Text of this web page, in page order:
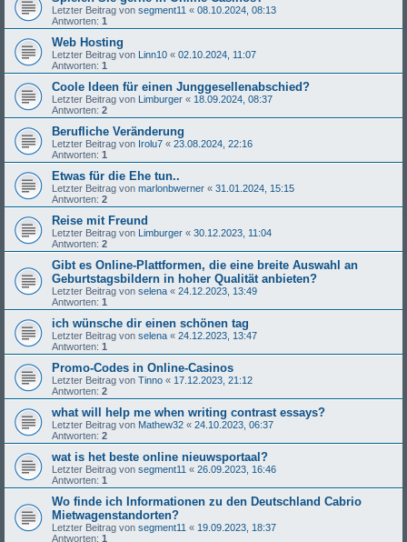
Letzter Beitrag von segment11 « 08.10.2024, 08:13
Antworten: 1
Web Hosting
Letzter Beitrag von Linn10 « 02.10.2024, 11:07
Antworten: 1
Coole Ideen für einen Junggesellenabschied?
Letzter Beitrag von Limburger « 18.09.2024, 08:37
Antworten: 2
Berufliche Veränderung
Letzter Beitrag von Irolu7 « 23.08.2024, 22:16
Antworten: 1
Etwas für die Ehe tun..
Letzter Beitrag von marlonbwerner « 31.01.2024, 15:15
Antworten: 2
Reise mit Freund
Letzter Beitrag von Limburger « 30.12.2023, 11:04
Antworten: 2
Gibt es Online-Plattformen, die eine breite Auswahl an
Geburtstagsbildern in hoher Qualität anbieten?
Letzter Beitrag von selena « 24.12.2023, 13:49
Antworten: 1
ich wünsche dir einen schönen tag
Letzter Beitrag von selena « 24.12.2023, 13:47
Antworten: 1
Promo-Codes in Online-Casinos
Letzter Beitrag von Tinno « 17.12.2023, 21:12
Antworten: 2
what will help me when writing contrast essays?
Letzter Beitrag von Mathew32 « 24.10.2023, 06:37
Antworten: 2
wat is het beste online nieuwsportaal?
Letzter Beitrag von segment11 « 26.09.2023, 16:46
Antworten: 1
Wo finde ich Informationen zu den Deutschland Cabrio
Mietwagenstandorten?
Letzter Beitrag von segment11 « 19.09.2023, 18:37
Antworten: 1